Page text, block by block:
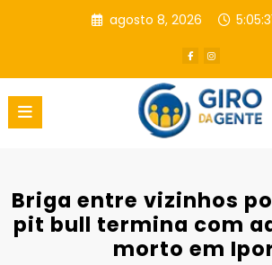
agosto 8, 2026
Briga entre vizinhos
pit bull termina com
morto em